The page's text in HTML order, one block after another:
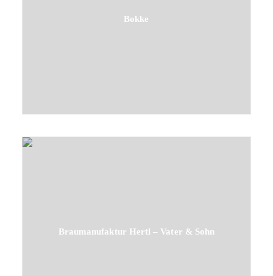
Bokke
Braumanufaktur Hertl – Vater & Sohn